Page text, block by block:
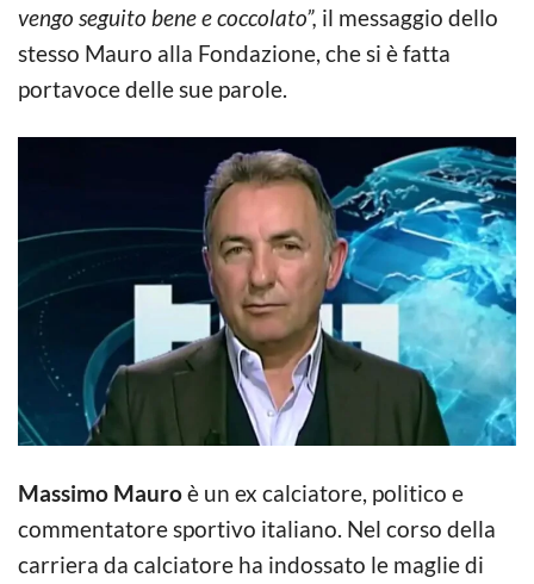
vengo seguito bene e coccolato”, il messaggio dello
stesso Mauro alla Fondazione, che si è fatta
portavoce delle sue parole.
Massimo Mauroè un ex calciatore, politico e
commentatore sportivo italiano. Nel corso della
carriera da calciatore ha indossato le maglie di